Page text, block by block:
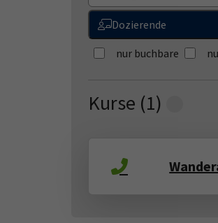
Dozierende
nur buchbare
Kurse (1)